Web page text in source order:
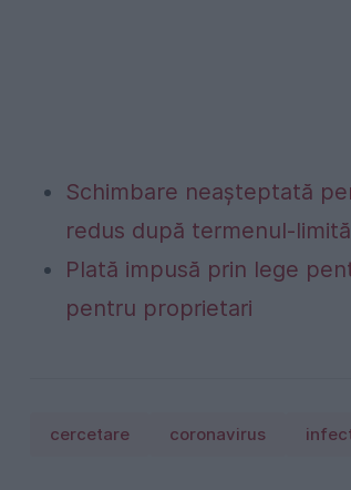
Schimbare neașteptată
redus după termenul-limită
Plată impusă prin lege
pentru proprietari
cercetare coronavirus